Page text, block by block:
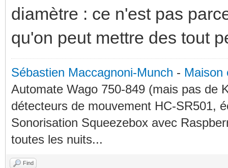
diamètre : ce n'est pas
qu'on peut mettre des tout
Sébastien Maccagnoni-Munch - Maison
Automate Wago 750-849 (mais pas de
détecteurs de mouvement HC-SR501,
Sonorisation Squeezebox avec
toutes les nuits...
Find